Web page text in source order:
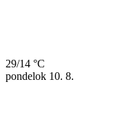
29/14 °C
pondelok 10. 8.